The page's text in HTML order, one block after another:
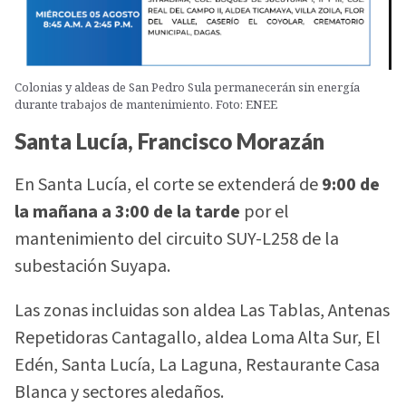
Colonias y aldeas de San Pedro Sula permanecerán sin energía
durante trabajos de mantenimiento. Foto: ENEE
Santa Lucía, Francisco Morazán
En Santa Lucía, el corte se extenderá de9:00 de
la mañana a 3:00 de la tarde por el
mantenimiento del circuito SUY-L258 de la
subestación Suyapa.
Las zonas incluidas son aldea Las Tablas, Antenas
Repetidoras Cantagallo, aldea Loma Alta Sur, El
Edén, Santa Lucía, La Laguna, Restaurante Casa
Blanca y sectores aledaños.